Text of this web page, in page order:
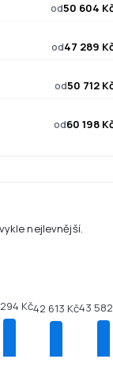
od50 604
od47 289
od50 712
od60 198
nejlevnější.
Kč42 613 Kč43